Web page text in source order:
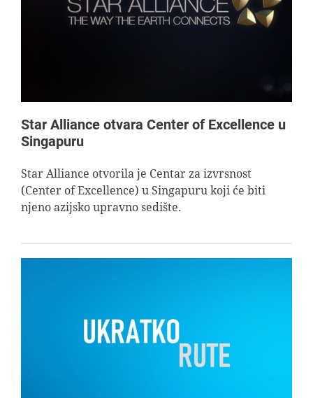
AVIOPEDIA
FOTO PRIČA
TEMA
AGENT
Star Alliance otvara Center of Excellence u
Singapuru
Star Alliance otvorila je Centar za izvrsnost
(Center of Excellence) u Singapuru koji će biti
njeno azijsko upravno sedište.